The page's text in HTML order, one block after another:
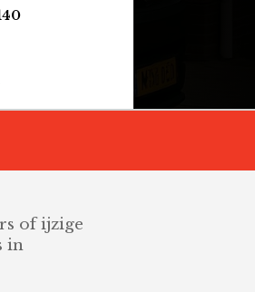
of ijzige
in